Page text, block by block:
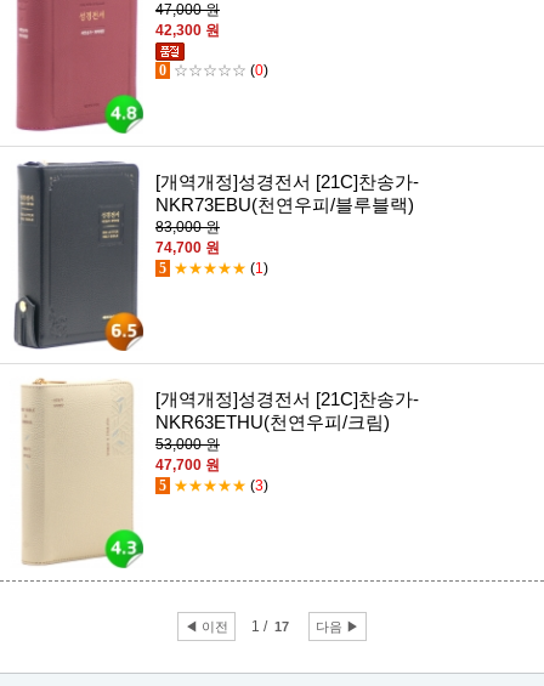
47,000 원
42,300 원
0 ☆☆☆☆☆ (0)
[개역개정]성경전서 [21C]찬송가-
NKR73EBU(천연우피/블루블랙)
83,000 원
74,700 원
5 ★★★★★ (1)
[개역개정]성경전서 [21C]찬송가-
NKR63ETHU(천연우피/크림)
53,000 원
47,700 원
5 ★★★★★ (3)
◀ 이전 1 / 17 다음 ▶